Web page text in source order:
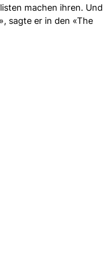
machen ihren. Und
sagte er in den «The